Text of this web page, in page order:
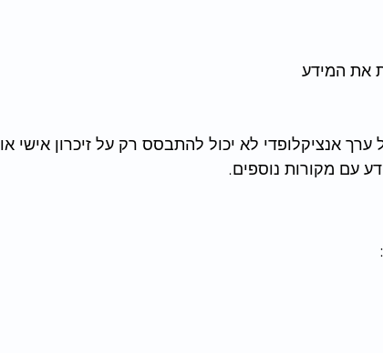
את המידע
אנציקלופדי לא יכול להתבסס רק על זיכרון אישי או
עם מקורות נוספים.